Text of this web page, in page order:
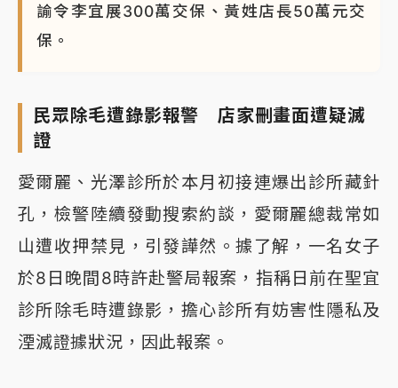
諭令李宜展300萬交保、黃姓店長50萬元交
保。
民眾除毛遭錄影報警 店家刪畫面遭疑滅
證
愛爾麗、光澤診所於本月初接連爆出診所藏針
孔，檢警陸續發動搜索約談，愛爾麗總裁常如
山遭收押禁見，引發譁然。據了解，一名女子
於8日晚間8時許赴警局報案，指稱日前在聖宜
診所除毛時遭錄影，擔心診所有妨害性隱私及
湮滅證據狀況，因此報案。